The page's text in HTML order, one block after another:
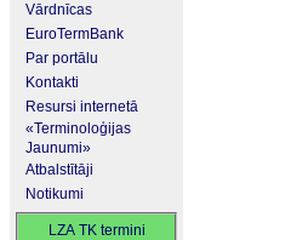
Vārdnīcas
EuroTermBank
Par portālu
Kontakti
Resursi internetā
«Terminoloģijas
Jaunumi»
Atbalstītāji
Notikumi
LZA TK termini